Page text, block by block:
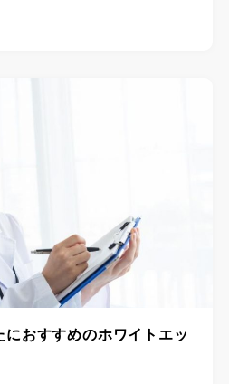
おすすめのホワイトエッ